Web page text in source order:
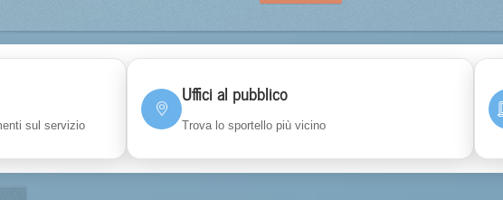
sul servizio
Uffici al pubblico
Trova lo sportello più vicino